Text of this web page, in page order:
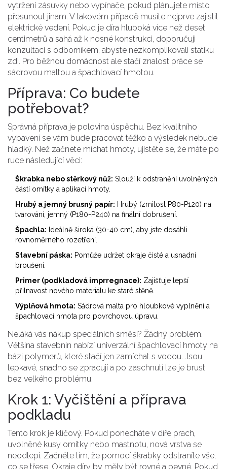
vytržení zásuvky nebo vypínače, pokud plánujete místo
přesunout jinam. V takovém případě musíte nejprve zajistit
elektrické vedení. Pokud je díra hluboká více než deset
centimetrů a sahá až k nosné konstrukci, doporučuji
konzultaci s odborníkem, abyste nezkomplikovali statiku
zdi. Pro běžnou domácnost ale stačí znalost práce se
sádrovou maltou a špachlovací hmotou.
Příprava: Co budete
potřebovat?
Správná příprava je polovina úspěchu. Bez kvalitního
vybavení se vám bude pracovat těžko a výsledek nebude
hladký. Než začnete míchat hmoty, ujistěte se, že máte po
ruce následující věci:
Škrabka nebo stěrkový nůž: Slouží k odstranění uvolněných
částí omítky a aplikaci hmoty.
Hrubý a jemný brusný papír: Hrubý (zrnitost P80-P120) na
tvarování, jemný (P180-P240) na finální dobrušení.
Špachla: Ideálně široká (30-40 cm), aby jste dosáhli
rovnoměrného rozetření.
Stavební páska: Pomůže udržet okraje čisté a usnadní
broušení.
Primer (podkladová imprregnace): Zajišťuje lepší
přilnavost nového materiálu ke staré stěně.
Výplňová hmota: Sádrová malta pro hloubkové vyplnění a
špachlovací hmota pro povrchovou úpravu.
Neláká vás nákup speciálních směsí? Žádný problém.
Většina stavebnin nabízí univerzální špachlovací hmoty na
bázi polymerů, které stačí jen zamíchat s vodou. Jsou
lepkavé, snadno se zpracují a po zaschnutí lze je brust
bez velkého problému.
Krok 1: Vyčištění a příprava
podkladu
Tento krok je klíčový. Pokud ponecháte v díře prach,
uvolněné kusy omítky nebo mastnotu, nová vrstva se
neodlepí. Začněte tím, že pomocí škrabky odstraníte vše,
co se třese. Okraje díry by měly být rovné a pevné. Pokud